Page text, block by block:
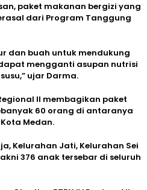
paket makanan bergizi yang
dari Program Tanggung
dan buah untuk mendukung
mengganti asupan nutrisi
ujar Darma.
II membagikan paket
60 orang di antaranya
Medan.
Kelurahan Jati, Kelurahan Sei
376 anak tersebar di seluruh